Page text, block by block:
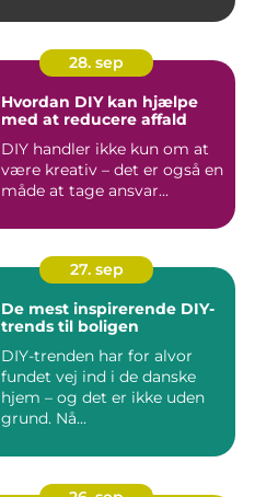
28. sep
Hvordan DIY kan hjælpe
med at reducere affald
DIY handler ikke kun om at
være kreativ – det er også en
måde at tage ansvar...
27. sep
De mest inspirerende DIY-
trends til boligen
DIY-trenden har for alvor
fundet vej ind i de danske
hjem – og det er ikke uden
grund. Nå...